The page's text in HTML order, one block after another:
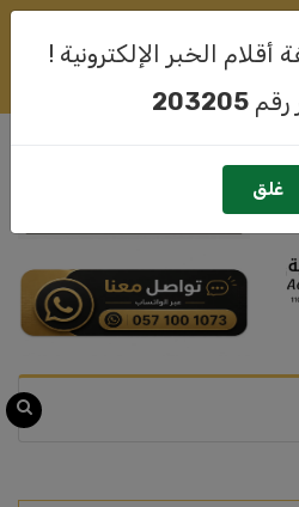
الخبر الإلكترونية !
رقم203205
غلق
07-08-
سجيل الدخول